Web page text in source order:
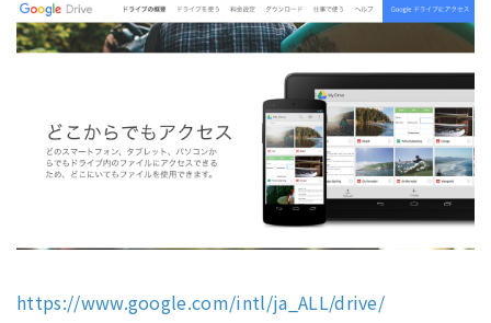
https://www.google.com/intl/ja_ALL/drive/